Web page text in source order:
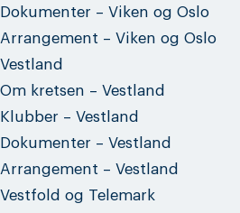
Dokumenter – Viken og Oslo
Arrangement – Viken og Oslo
Vestland
Om kretsen – Vestland
Klubber – Vestland
Dokumenter – Vestland
Arrangement – Vestland
Vestfold og Telemark